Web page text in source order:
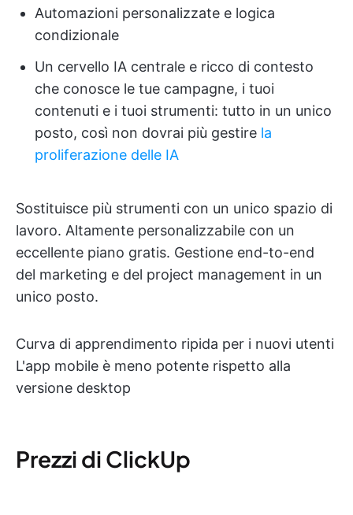
Automazioni personalizzate e logica
condizionale
Un cervello IA centrale e ricco di contesto
che conosce le tue campagne, i tuoi
contenuti e i tuoi strumenti: tutto in un unico
posto, così non dovrai più gestire la
proliferazione delle IA
Sostituisce più strumenti con un unico spazio di
lavoro. Altamente personalizzabile con un
eccellente piano gratis. Gestione end-to-end
del marketing e del project management in un
unico posto.
Curva di apprendimento ripida per i nuovi utenti
L'app mobile è meno potente rispetto alla
versione desktop
Prezzi di ClickUp